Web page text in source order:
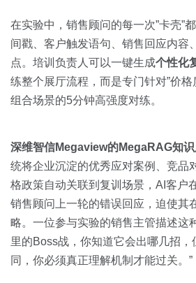
在实验中，销售顾问的每一次”卡壳”
间戳、客户触发语句、销售回应内容
点。培训负责人可以一键生成个性化
练整个展厅流程，而是专门针对”价格
组合场景的5分钟高强度对练。
深维智信Megaview的MegaRAG知
统将企业沉淀的优秀应对案例、竞品
格政策自动关联到复训场景，AI客户
销售顾问上一轮的错误回应，迫使其
略。一位参与实验的销售主管描述这
里的Boss战，你知道它会出哪几招，
同，你必须真正理解机制才能过关。”